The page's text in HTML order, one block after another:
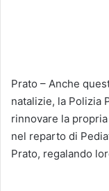
Prato – Anche
natalizie, la Polizia
rinnovare la
nel reparto di
Prato, regalando